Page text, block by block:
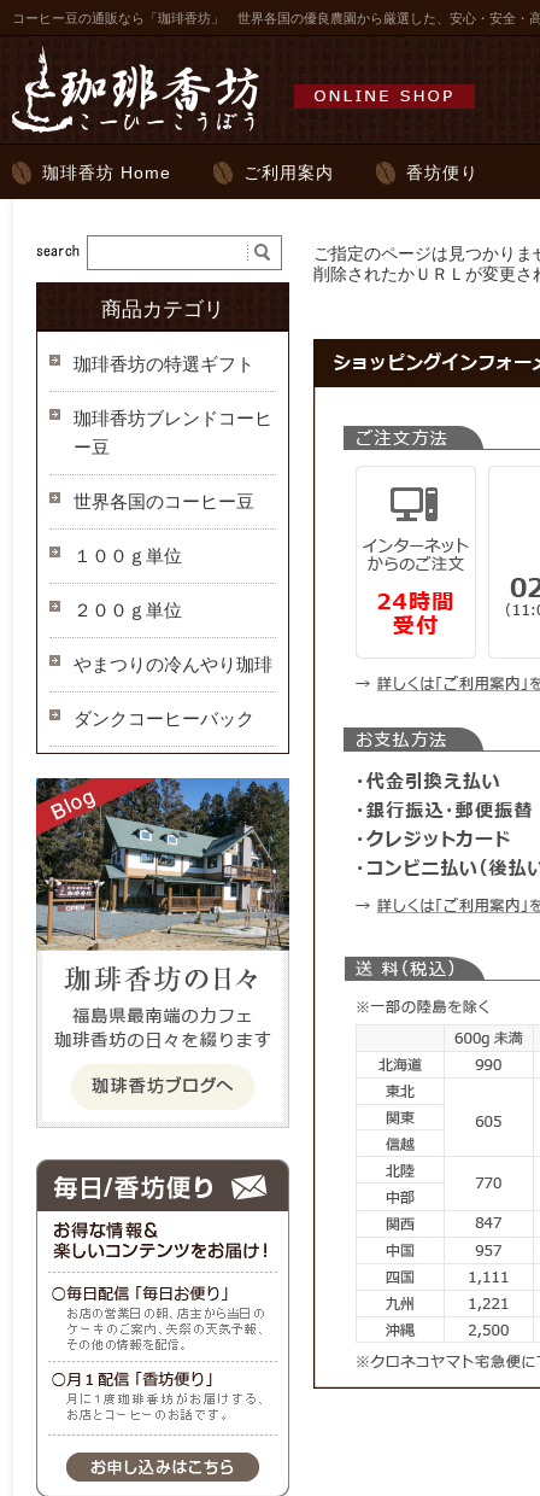
コーヒー豆の通販なら「珈琲香坊」 世界各国の優良農園から厳選した、安心・安全・
珈琲香坊 Home ご利用案内 香坊便り
ご指定のページは見つかりま
削除されたかＵＲＬが変更
商品カテゴリ
珈琲香坊の特選ギフト
珈琲香坊ブレンドコーヒ
ー豆
世界各国のコーヒー豆
１００ｇ単位
２００ｇ単位
やまつりの冷んやり珈琲
ダンクコーヒーバック